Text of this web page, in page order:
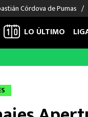
Córdova de Pumas
FUT INTERNACIONAL
Las Noticias
Selección Mexicana
Champions League
LO ÚLTIMO